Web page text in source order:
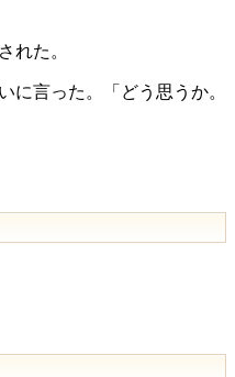
れた。
に言った。「どう思うか。